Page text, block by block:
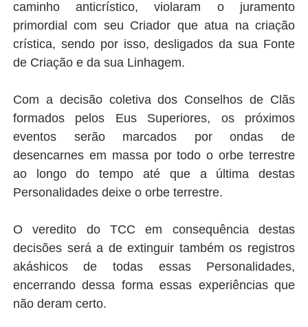
caminho anticrístico, violaram o juramento
primordial com seu Criador que atua na criação
crística, sendo por isso, desligados da sua Fonte
de Criação e da sua Linhagem.
Com a decisão coletiva dos Conselhos de Clãs
formados pelos Eus Superiores, os próximos
eventos serão marcados por ondas de
desencarnes em massa por todo o orbe terrestre
ao longo do tempo até que a última destas
Personalidades deixe o orbe terrestre.
O veredito do TCC em consequência destas
decisões será a de extinguir também os registros
akáshicos de todas essas Personalidades,
encerrando dessa forma essas experiências que
não deram certo.